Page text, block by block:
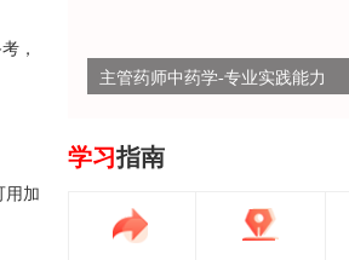
，
用加
主管药师中药学-专业实践能力
学习指南